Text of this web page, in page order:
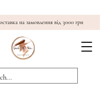
на замовлення від 3000 грн